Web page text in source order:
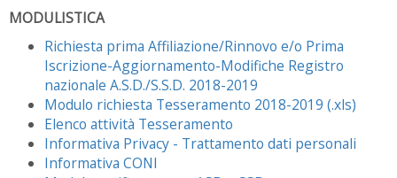
MODULISTICA
Richiesta prima Affiliazione/Rinnovo e/o Prima
Iscrizione-Aggiornamento-Modifiche Registro
nazionale A.S.D./S.S.D. 2018-2019
Modulo richiesta Tesseramento 2018-2019 (.xls)
Elenco attività Tesseramento
Informativa Privacy - Trattamento dati personali
Informativa CONI